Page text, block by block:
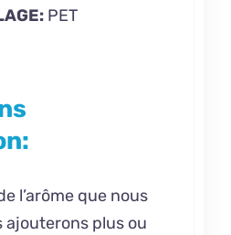
PET
l’arôme que nous
ajouterons plus ou